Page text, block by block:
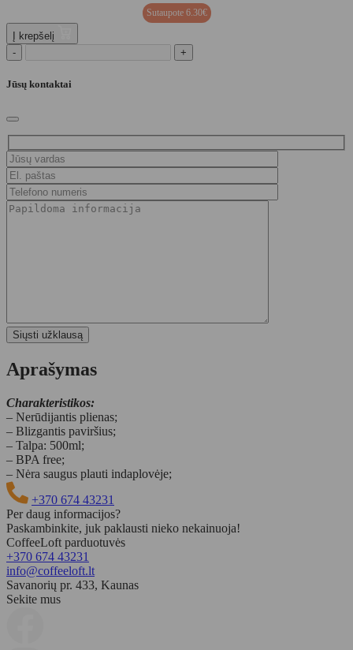
Sutaupote 6.30€
Į krepšelį
-
+
Jūsų kontaktai
Aprašymas
Charakteristikos:
– Nerūdijantis plienas;
– Blizgantis paviršius;
– Talpa: 500ml;
– BPA free;
– Nėra saugus plauti indaplovėje;
+370 674 43231
Per daug informacijos?
Paskambinkite, juk paklausti nieko nekainuoja!
CoffeeLoft parduotuvės
+370 674 43231
info@coffeeloft.lt
Savanorių pr. 433, Kaunas
Sekite mus